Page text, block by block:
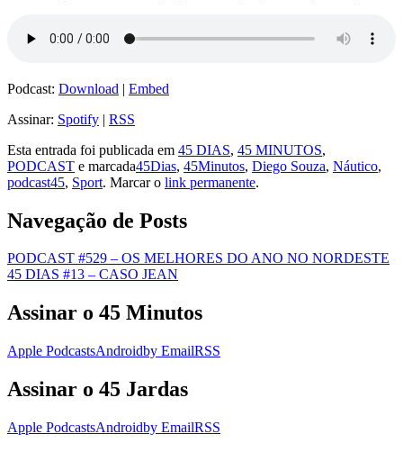
Podcast: Download | Embed
Assinar: Spotify | RSS
Esta entrada foi publicada em 45 DIAS, 45 MINUTOS,
PODCAST e marcada45Dias, 45Minutos, Diego Souza, Náutico,
podcast45, Sport. Marcar o link permanente.
Navegação de Posts
PODCAST #529 – OS MELHORES DO ANO NO NORDESTE
45 DIAS #13 – CASO JEAN
Assinar o 45 Minutos
Apple PodcastsAndroidby EmailRSS
Assinar o 45 Jardas
Apple PodcastsAndroidby EmailRSS